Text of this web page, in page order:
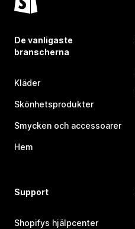
De vanligaste
branscherna
Kläder
Skönhetsprodukter
Smycken och accessoarer
Hem
Support
Shopifys hjälpcenter